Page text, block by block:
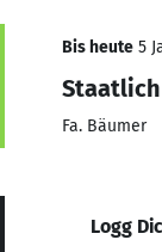
Bis heute 5
Fa. Bäumer
Logg